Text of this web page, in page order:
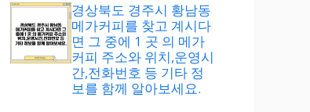
경상북도 경주시 황남동
메가커피를 찾고 계시다
면 그 중에 1 곳 의 메가
커피 주소와 위치,운영시
간,전화번호 등 기타 정
보를 함께 알아보세요.